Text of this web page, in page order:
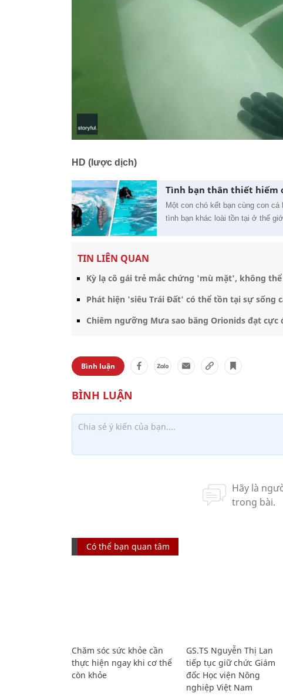
HD (lược dịch)
Tình bạn thân thiết hiếm
Một con chó kết bạn cùng con
tình bạn khác loài tồn tại ở thế
TIN LIÊN QUAN
Kỳ lạ cô gái trẻ mắc chứng 'mù mặt', không
Phát hiện 'siêu Trái Đất' có thể tồn tại sự sống
Chiêm ngưỡng Mưa sao băng Orionids đạt cực
Bình luận
Có thể bạn quan tâm
Chăm sóc sức khỏe cần
thực hiện ngay khi cơ thể
còn khỏe
GS.TS Nguyễn Thị Lan
tiếp tục giữ chức Giám
đốc Học viện Nông
nghiệp Việt Nam